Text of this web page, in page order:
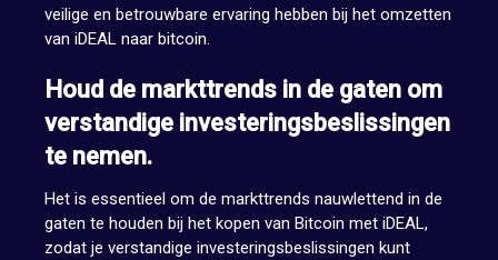
veilige en betrouwbare ervaring hebben bij het omzetten
van iDEAL naar bitcoin.
Houd de markttrends in de gaten om
verstandige investeringsbeslissingen
te nemen.
Het is essentieel om de markttrends nauwlettend in de
gaten te houden bij het kopen van Bitcoin met iDEAL,
zodat je verstandige investeringsbeslissingen kunt